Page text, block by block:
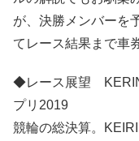
が、決勝メンバーを
てレース結果まで車
◆レース展望
プリ2019
競輪の総決算。